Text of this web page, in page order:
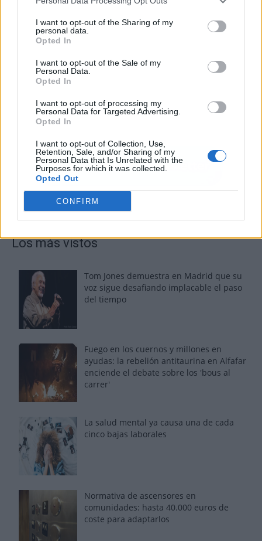
I want to opt-out of the Sharing of my
personal data.
Opted In
I want to opt-out of the Sale of my
Personal Data.
Opted In
I want to opt-out of processing my
Personal Data for Targeted Advertising.
Opted In
I want to opt-out of Collection, Use,
Retention, Sale, and/or Sharing of my
Personal Data that Is Unrelated with the
Purposes for which it was collected.
Opted Out
CONFIRM
Los más vistos
Tom Jones demuestra en Madrid que su
voz sigue desafiando implacable el paso
del tiempo
Fuego en los cuernos y millones en
ayudas: la rebelión antitaurina en Alfafar
enciende el debate sobre los 'bous al
carrer'
La salud mental ya causa una de cada
cinco bajas laborales
Normativa de ascensores en
comunidades: hasta 40.000 euros de
coste para adaptarlos